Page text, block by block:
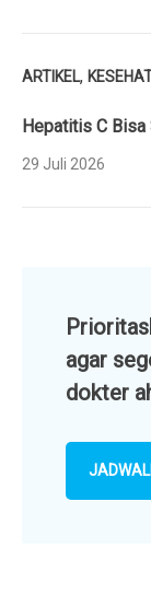
ARTIKEL,
Hepatitis C Bisa
29 Juli 2026
agar
dokter